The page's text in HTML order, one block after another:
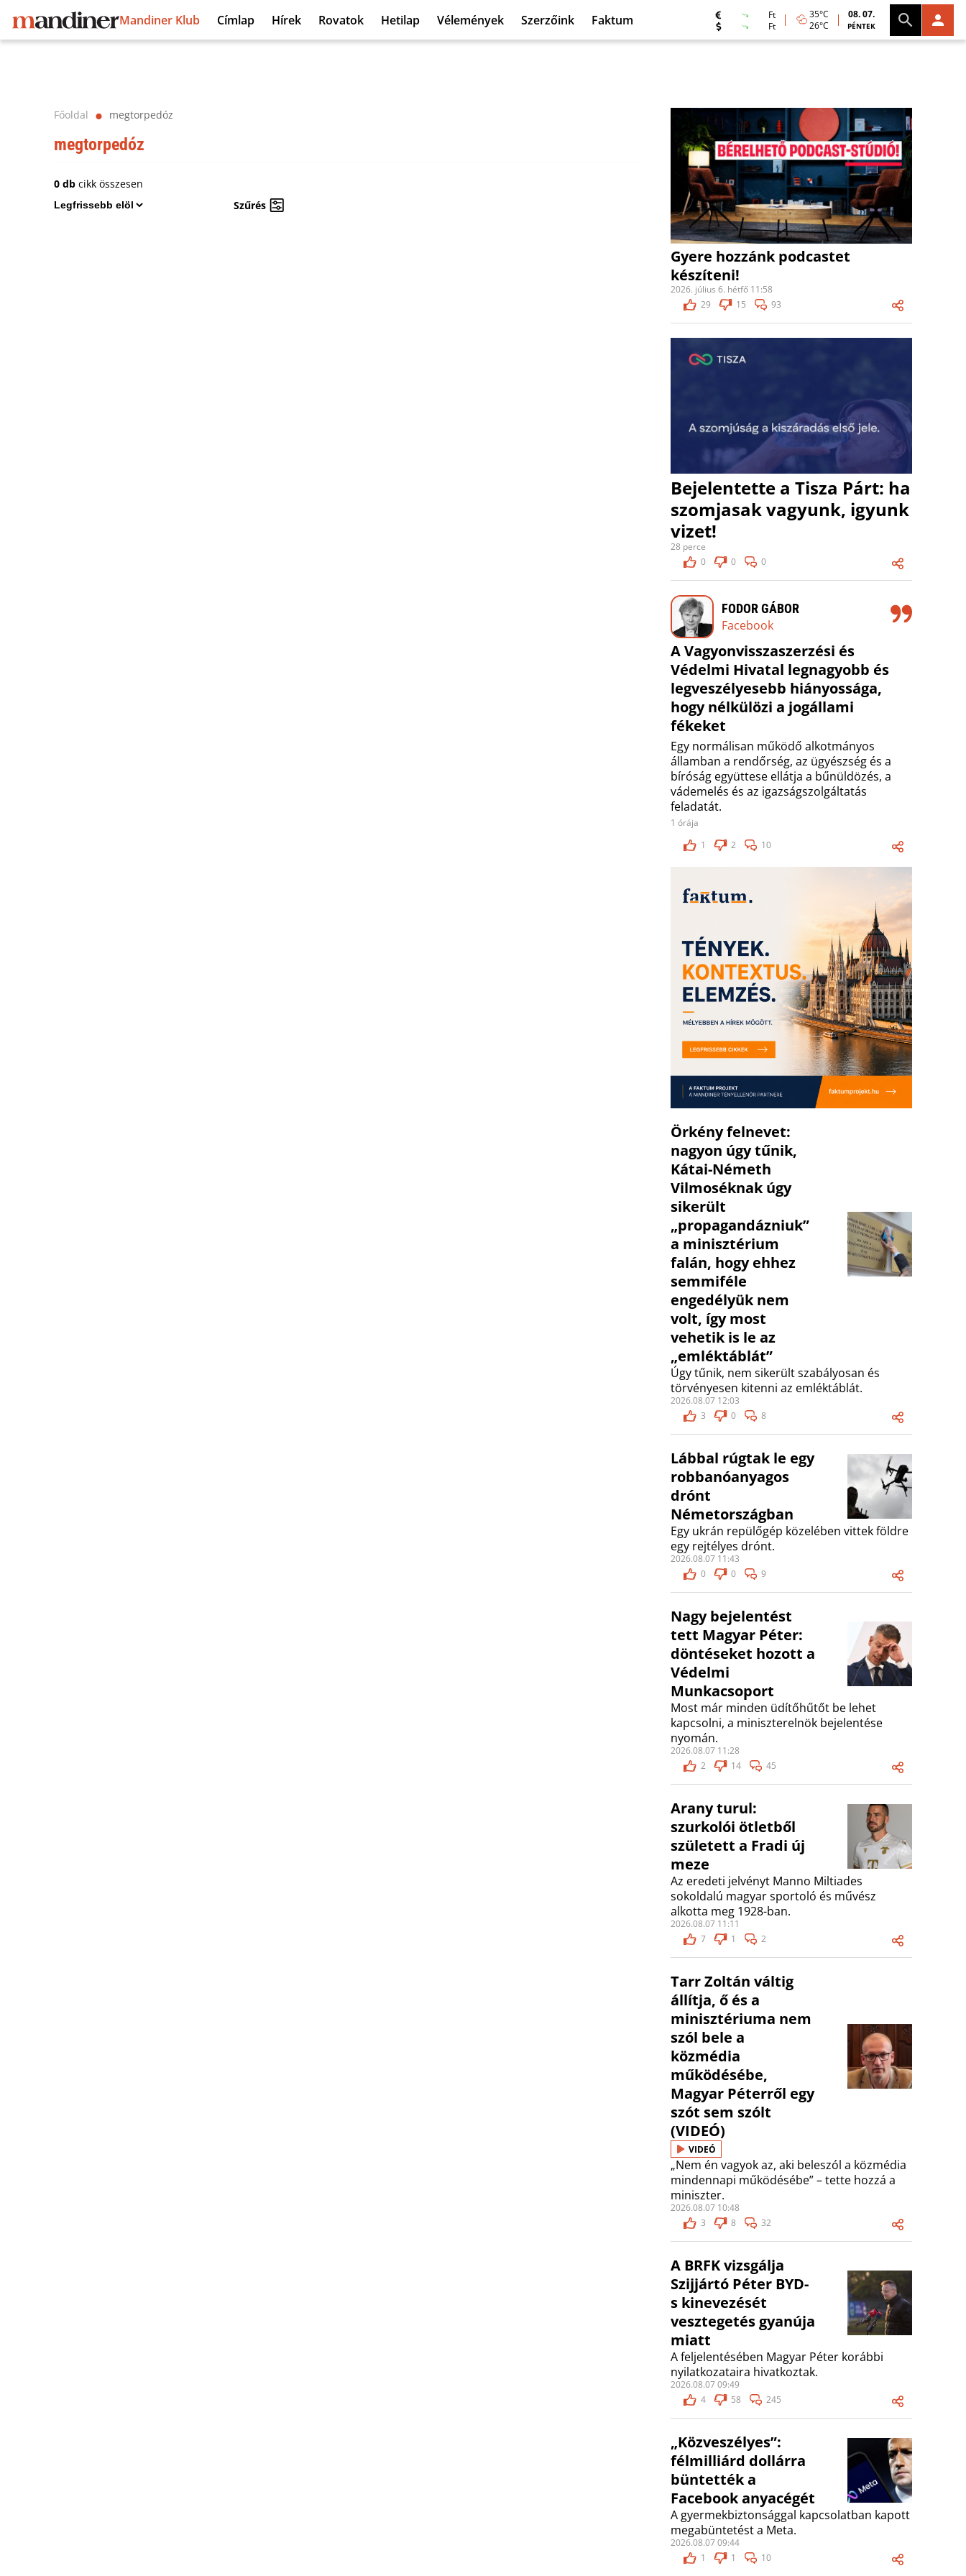
Mandiner Klub Címlap Hírek Rovatok Hetilap Vélemények Szerzőink Faktum
Ft
Ft
35°C
26°C
08. 07.
PÉNTEK
Főoldal ⬤ megtorpedóz
megtorpedóz
0 db cikk összesen
Szűrés
Gyere hozzánk podcastet
készíteni!
2026. július 6. hétfő 11:58
29
15 93
Bejelentette a Tisza Párt: ha
szomjasak vagyunk, igyunk
vizet!
28 perce
0
0 0
FODOR GÁBOR
Facebook
A Vagyonvisszaszerzési és
Védelmi Hivatal legnagyobb és
legveszélyesebb hiányossága,
hogy nélkülözi a jogállami
fékeket
Egy normálisan működő alkotmányos
államban a rendőrség, az ügyészség és a
bíróság együttese ellátja a bűnüldözés, a
vádemelés és az igazságszolgáltatás
feladatát.
1 órája
1
2 10
Örkény felnevet:
nagyon úgy tűnik,
Kátai-Németh
Vilmoséknak úgy
sikerült
„propagandázniuk”
a minisztérium
falán, hogy ehhez
semmiféle
engedélyük nem
volt, így most
vehetik is le az
„emléktáblát”
Úgy tűnik, nem sikerült szabályosan és
törvényesen kitenni az emléktáblát.
2026.08.07 12:03
3
0 8
Lábbal rúgtak le egy
robbanóanyagos
drónt
Németországban
Egy ukrán repülőgép közelében vittek földre
egy rejtélyes drónt.
2026.08.07 11:43
0
0 9
Nagy bejelentést
tett Magyar Péter:
döntéseket hozott a
Védelmi
Munkacsoport
Most már minden üdítőhűtőt be lehet
kapcsolni, a miniszterelnök bejelentése
nyomán.
2026.08.07 11:28
2
14 45
Arany turul:
szurkolói ötletből
született a Fradi új
meze
Az eredeti jelvényt Manno Miltiades
sokoldalú magyar sportoló és művész
alkotta meg 1928-ban.
2026.08.07 11:11
7
1 2
Tarr Zoltán váltig
állítja, ő és a
minisztériuma nem
szól bele a
közmédia
működésébe,
Magyar Péterről egy
szót sem szólt
(VIDEÓ)
VIDEÓ
„Nem én vagyok az, aki beleszól a közmédia
mindennapi működésébe” – tette hozzá a
miniszter.
2026.08.07 10:48
3
8 32
A BRFK vizsgálja
Szijjártó Péter BYD-
s kinevezését
vesztegetés gyanúja
miatt
A feljelentésében Magyar Péter korábbi
nyilatkozataira hivatkoztak.
2026.08.07 09:49
4
58 245
„Közveszélyes”:
félmilliárd dollárra
büntették a
Facebook anyacégét
A gyermekbiztonsággal kapcsolatban kapott
megabüntetést a Meta.
2026.08.07 09:44
1
1 10